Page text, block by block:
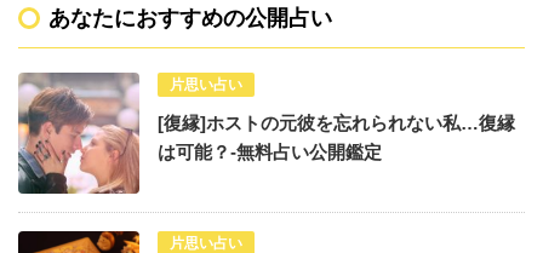
あなたにおすすめの公開占い
片思い占い
[復縁]ホストの元彼を忘れられない私…復縁
は可能？-無料占い公開鑑定
片思い占い